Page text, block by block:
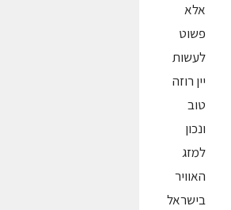
אלא
פשוט
לעשות
יין רוזה
טוב
ונכון
למזג
האוויר
בישראל